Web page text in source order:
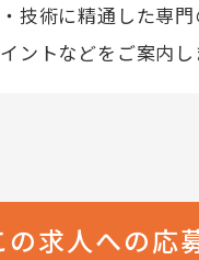
術に精通した専門
ントなどをご案内し
の求人への応